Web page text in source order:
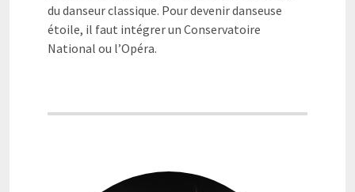
du danseur classique. Pour devenir danseuse
étoile, il faut intégrer un Conservatoire
National ou l’Opéra.